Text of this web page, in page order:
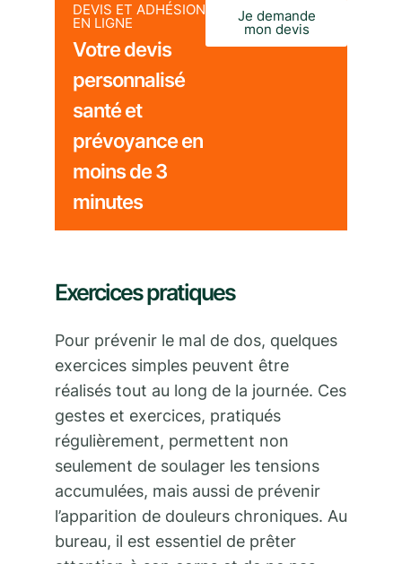
DEVIS ET ADHÉSION
EN LIGNE
Votre devis
personnalisé
santé et
prévoyance en
moins de 3
minutes
Je demande
mon devis
Exercices pratiques
Pour prévenir le mal de dos, quelques
exercices simples peuvent être
réalisés tout au long de la journée. Ces
gestes et exercices, pratiqués
régulièrement, permettent non
seulement de soulager les tensions
accumulées, mais aussi de prévenir
l’apparition de douleurs chroniques. Au
bureau, il est essentiel de prêter